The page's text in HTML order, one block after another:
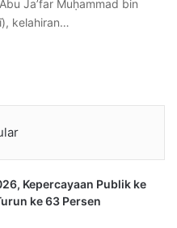
Ja’far Muḥammad bin
kelahiran…
Kepercayaan Publik ke
ke 63 Persen